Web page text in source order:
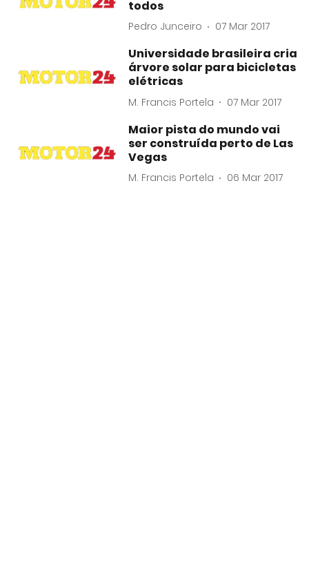
todos
Pedro Junceiro 07 Mar 2017
Universidade brasileira cria
árvore solar para bicicletas
elétricas
M. Francis Portela 07 Mar 2017
Maior pista do mundo vai
ser construída perto de Las
Vegas
M. Francis Portela 06 Mar 2017